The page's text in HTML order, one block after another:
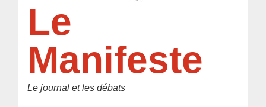
Le
Manifeste
Le journal et les débats